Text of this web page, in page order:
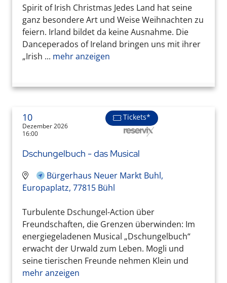
Spirit of Irish Christmas Jedes Land hat seine
ganz besondere Art und Weise Weihnachten zu
feiern. Irland bildet da keine Ausnahme. Die
Danceperados of Ireland bringen uns mit ihrer
„Irish ... mehr anzeigen
10
Dezember 2026
16:00
Tickets*
Dschungelbuch - das Musical
Bürgerhaus Neuer Markt Buhl,
Europaplatz, 77815 Bühl
Turbulente Dschungel-Action über
Freundschaften, die Grenzen überwinden: Im
energiegeladenen Musical „Dschungelbuch“
erwacht der Urwald zum Leben. Mogli und
seine tierischen Freunde nehmen Klein und
mehr anzeigen